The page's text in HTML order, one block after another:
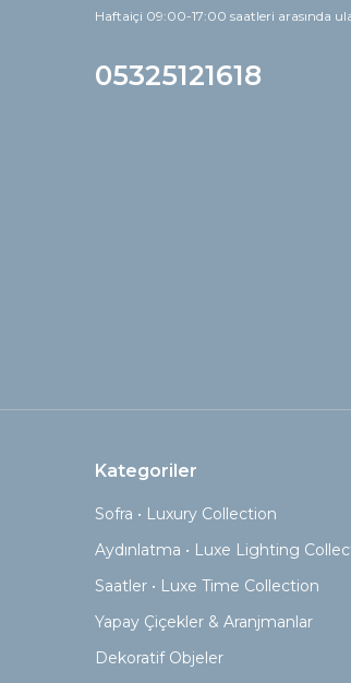
Haftaiçi 09:00-17:00 saatleri arasında
05325121618
Kategoriler
Sofra • Luxury Collection
Aydınlatma • Luxe Lighting
Saatler • Luxe Time Collection
Yapay Çiçekler & Aranjmanlar
Dekoratif Objeler